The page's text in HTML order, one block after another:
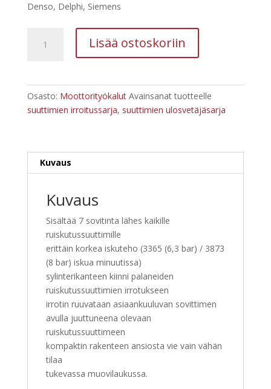
Denso, Delphi, Siemens
152.1130
Lisää ostoskoriin
Osasto: Moottorityökalut Avainsanat tuotteelle
suuttimien irroitussarja, suuttimien ulosvetäjäsarja
Kuvaus
Kuvaus
Sisältää 7 sovitinta lähes kaikille
ruiskutussuuttimille
erittäin korkea iskuteho (3365 (6,3 bar) / 3873
(8 bar) iskua minuutissa)
sylinterikanteen kiinni palaneiden
ruiskutussuuttimien irrotukseen
irrotin ruuvataan asiaankuuluvan sovittimen
avulla juuttuneena olevaan
ruiskutussuuttimeen
kompaktin rakenteen ansiosta vie vain vähän
tilaa
tukevassa muovilaukussa.